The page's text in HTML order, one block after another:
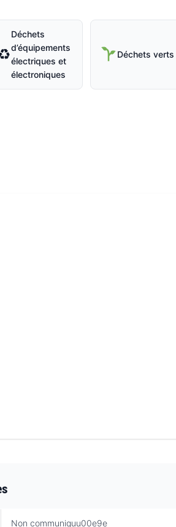
Déchets
d’équipements
électriques et
électroniques
Déchets verts
Non communiquu00e9e